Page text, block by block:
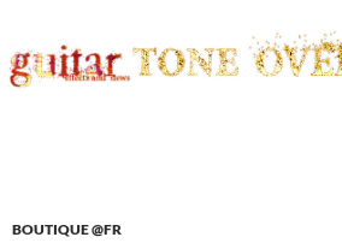
BOUTIQUE @FR